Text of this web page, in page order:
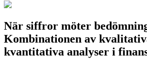
När siffror möter
Kombinationen av
kvantitativa analyser i